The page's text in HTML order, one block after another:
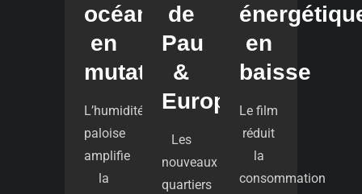
océanique
en
mutation
L’humidité
paloise
amplifie
la
de
Pau
&
Europau
Les
nouveaux
quartiers
en
baisse
Le film
réduit
la
consommation